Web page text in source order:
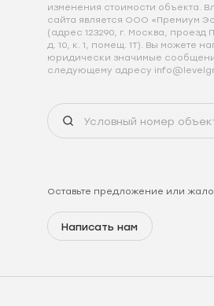
изменения стоимости объекта.
сайта является ООО «Премиум
(адрес 123290, г. Москва, проезд
д. 10, к. 1, помещ. 1Т). Вы можете
юридически значимые
следующему адресу
Оставьте предложение или
Написать нам